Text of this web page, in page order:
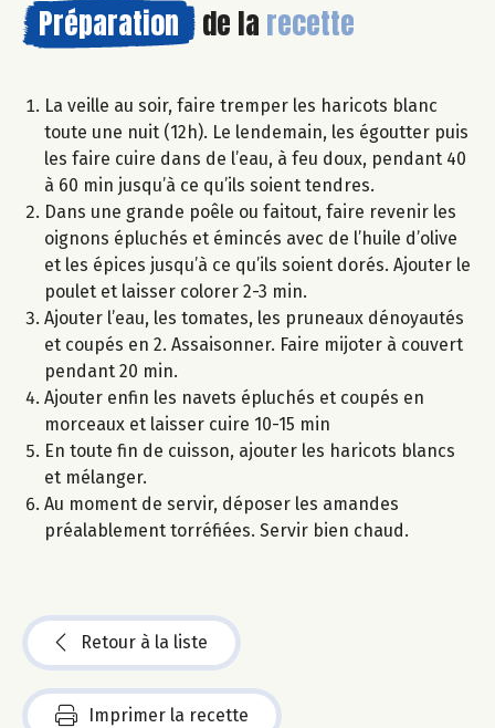
Préparation de la recette
La veille au soir, faire tremper les haricots blanc
toute une nuit (12h). Le lendemain, les égoutter puis
les faire cuire dans de l’eau, à feu doux, pendant 40
à 60 min jusqu’à ce qu’ils soient tendres.
Dans une grande poêle ou faitout, faire revenir les
oignons épluchés et émincés avec de l’huile d’olive
et les épices jusqu’à ce qu’ils soient dorés. Ajouter le
poulet et laisser colorer 2-3 min.
Ajouter l’eau, les tomates, les pruneaux dénoyautés
et coupés en 2. Assaisonner. Faire mijoter à couvert
pendant 20 min.
Ajouter enfin les navets épluchés et coupés en
morceaux et laisser cuire 10-15 min
En toute fin de cuisson, ajouter les haricots blancs
et mélanger.
Au moment de servir, déposer les amandes
préalablement torréfiées. Servir bien chaud.
Retour à la liste
Imprimer la recette